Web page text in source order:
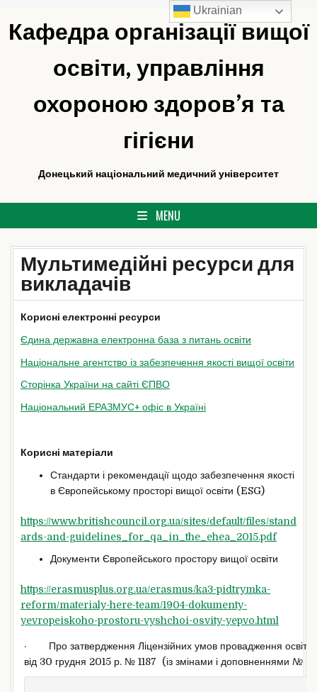
Кафедра організації вищої
освіти, управління
охороною здоров’я та
гігієни
Донецький національний медичний університет
MENU
Мультимедійні ресурси для
викладачів
Корисні електронні ресурси
Єдина державна електронна база з питань освіти
Національне агентство із забезпечення якості вищої освіти
Сторінка України на сайті ЄПВО
Національний ЕРАЗМУС+ офіс в Україні
Корисні матеріали
Стандарти і рекомендації щодо забезпечення якості
в Європейському просторі вищої освіти (ESG)
https://www.britishcouncil.org.ua/sites/default/files/stand
ards-and-guidelines_for_qa_in_the_ehea_2015.pdf
Документи Європейського простору вищої освіти
https://erasmusplus.org.ua/erasmus/ka3-pidtrymka-
reform/materialy-here-team/1904-dokumenty-
yevropeiskoho-prostoru-vyshchoi-osvity-yepvo.html
· Про затвердження Ліцензійних умов провадження
від 30 грудня 2015 р. № 1187 (із змінами і доповненнями №
Ukrainian